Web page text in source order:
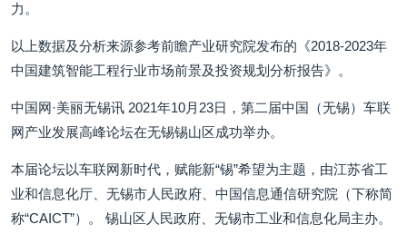
力。
以上数据及分析来源参考前瞻产业研究院发布的《2018-2023年
中国建筑智能工程行业市场前景及投资规划分析报告》。
中国网·美丽无锡讯 2021年10月23日，第二届中国（无锡）车联
网产业发展高峰论坛在无锡锡山区成功举办。
本届论坛以车联网新时代，赋能新“锡”希望为主题，由江苏省工
业和信息化厅、无锡市人民政府、中国信息通信研究院（下称简
称“CAICT”）。 锡山区人民政府、无锡市工业和信息化局主办。